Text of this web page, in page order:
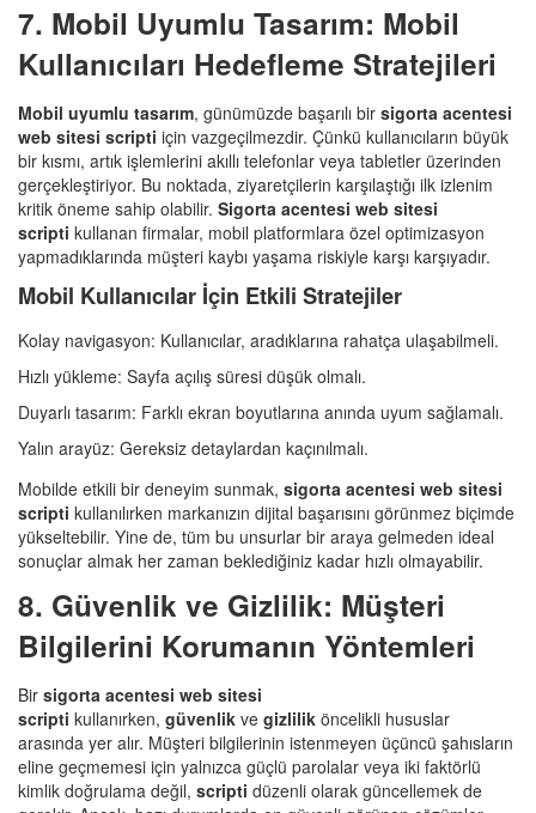
7. Mobil Uyumlu Tasarım: Mobil
Kullanıcıları Hedefleme Stratejileri
Mobil uyumlu tasarım, günümüzde başarılı bir sigorta acentesi
web sitesi scripti için vazgeçilmezdir. Çünkü kullanıcıların büyük
bir kısmı, artık işlemlerini akıllı telefonlar veya tabletler üzerinden
gerçekleştiriyor. Bu noktada, ziyaretçilerin karşılaştığı ilk izlenim
kritik öneme sahip olabilir. Sigorta acentesi web sitesi
scripti kullanan firmalar, mobil platformlara özel optimizasyon
yapmadıklarında müşteri kaybı yaşama riskiyle karşı karşıyadır.
Mobil Kullanıcılar İçin Etkili Stratejiler
Kolay navigasyon: Kullanıcılar, aradıklarına rahatça ulaşabilmeli.
Hızlı yükleme: Sayfa açılış süresi düşük olmalı.
Duyarlı tasarım: Farklı ekran boyutlarına anında uyum sağlamalı.
Yalın arayüz: Gereksiz detaylardan kaçınılmalı.
Mobilde etkili bir deneyim sunmak, sigorta acentesi web sitesi
scripti kullanılırken markanızın dijital başarısını görünmez biçimde
yükseltebilir. Yine de, tüm bu unsurlar bir araya gelmeden ideal
sonuçlar almak her zaman beklediğiniz kadar hızlı olmayabilir.
8. Güvenlik ve Gizlilik: Müşteri
Bilgilerini Korumanın Yöntemleri
Bir sigorta acentesi web sitesi
scripti kullanırken, güvenlik ve gizlilik öncelikli hususlar
arasında yer alır. Müşteri bilgilerinin istenmeyen üçüncü şahısların
eline geçmemesi için yalnızca güçlü parolalar veya iki faktörlü
kimlik doğrulama değil, scripti düzenli olarak güncellemek de